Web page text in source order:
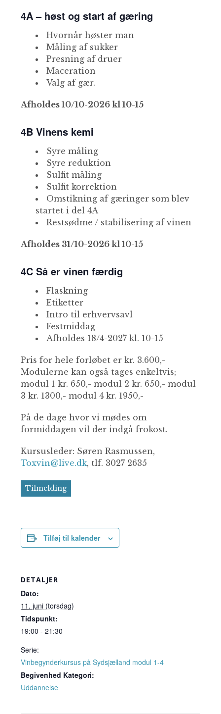
4A – høst og start af gæring
Hvornår høster man
Måling af sukker
Presning af druer
Maceration
Valg af gær.
Afholdes 10/10-2026 kl 10-15
4B Vinens kemi
Syre måling
Syre reduktion
Sulfit måling
Sulfit korrektion
Omstikning af gæringer som blev
startet i del 4A
Restsødme / stabilisering af vinen
Afholdes 31/10-2026 kl 10-15
4C Så er vinen færdig
Flaskning
Etiketter
Intro til erhvervsavl
Festmiddag
Afholdes 18/4-2027 kl. 10-15
Pris for hele forløbet er kr. 3.600,-
Modulerne kan også tages enkeltvis;
modul 1 kr. 650,- modul 2 kr. 650,- modul
3 kr. 1300,- modul 4 kr. 1950,-
På de dage hvor vi mødes om
formiddagen vil der indgå frokost.
Kursusleder: Søren Rasmussen,
Toxvin@live.dk, tlf. 3027 2635
Tilmelding
Tilføj til kalender
DETALJER
Dato:
11. juni (torsdag)
Tidspunkt:
19:00 - 21:30
Serie:
Vinbegynderkursus på Sydsjælland modul 1-4
Begivenhed Kategori:
Uddannelse